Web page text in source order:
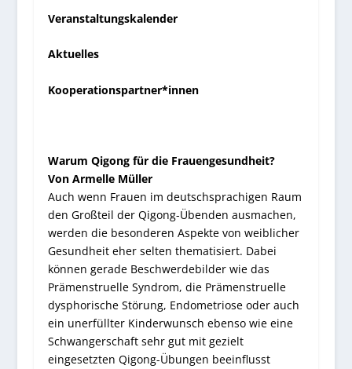
Veranstaltungskalender
Aktuelles
Kooperationspartner*innen
Warum Qigong für die Frauengesundheit?
Von Armelle Müller
Auch wenn Frauen im deutschsprachigen Raum
den Großteil der Qigong-Übenden ausmachen,
werden die besonderen Aspekte von weiblicher
Gesundheit eher selten thematisiert. Dabei
können gerade Beschwerdebilder wie das
Prämenstruelle Syndrom, die Prämenstruelle
dysphorische Störung, Endometriose oder auch
ein unerfüllter Kinderwunsch ebenso wie eine
Schwangerschaft sehr gut mit gezielt
eingesetzten Qigong-Übungen beeinflusst